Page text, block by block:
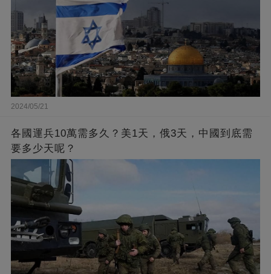
2024/05/21
各國運兵10萬需多久？美1天，俄3天，中國到底需
要多少天呢？